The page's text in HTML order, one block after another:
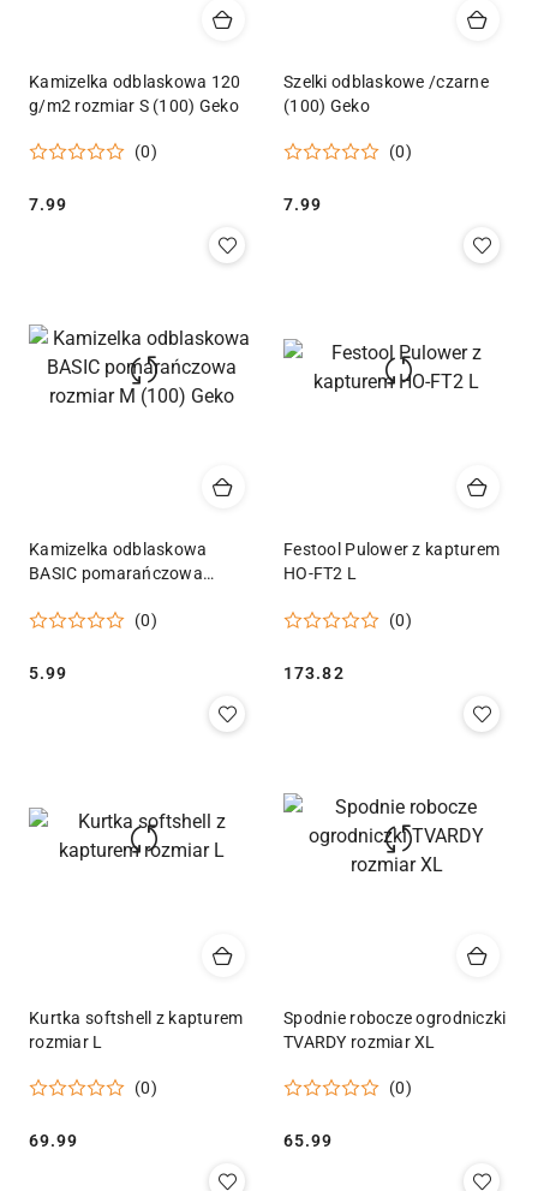
Kamizelka odblaskowa 120
g/m2 rozmiar S (100) Geko
(0)
Cena:
7.99
Szelki odblaskowe /czarne
(100) Geko
(0)
Cena:
7.99
Kamizelka odblaskowa
BASIC pomarańczowa
(0)
Cena:
5.99
Festool Pulower z kapturem
HO-FT2 L
(0)
Cena:
173.82
Kurtka softshell z kapturem
rozmiar L
(0)
Cena:
69.99
Spodnie robocze ogrodniczki
TVARDY rozmiar XL
(0)
Cena:
65.99